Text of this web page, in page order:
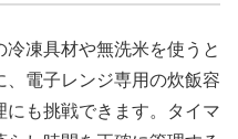
凍具材や無洗米を使うと
電子レンジ専用の炊飯容
も挑戦できます。タイマ